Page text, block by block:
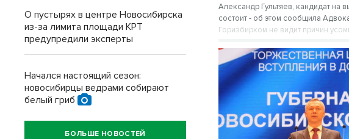
Александр Гультяев, кандидат на
состоит - об этом сообщила
Горизбирком не видит причин
О пустырях в центре Новосибирска
из-за лимита площади КРТ
предупредили эксперты
Начался настоящий сезон:
новосибирцы ведрами собирают
белый гриб
БОЛЬШЕ НОВОСТЕЙ